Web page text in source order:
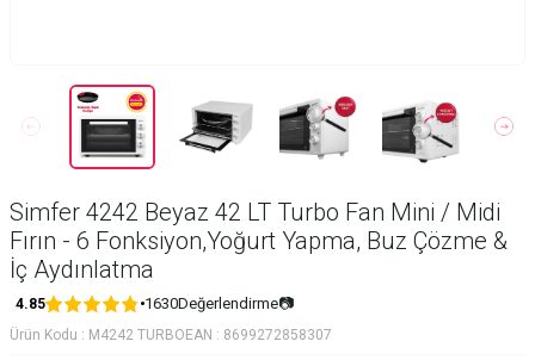
Simfer 4242 Beyaz 42 LT Turbo Fan Mini / Midi
Fırın - 6 Fonksiyon,Yoğurt Yapma, Buz Çözme &
İç Aydınlatma
4.85 1630Değerlendirme📷
Ürün Kodu : M4242 TURBO EAN : 8699272858307